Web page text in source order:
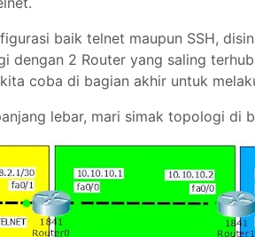
baik telnet maupun SSH,
dengan 2 Router yang saling
coba di bagian akhir untuk
lebar, mari simak topologi di